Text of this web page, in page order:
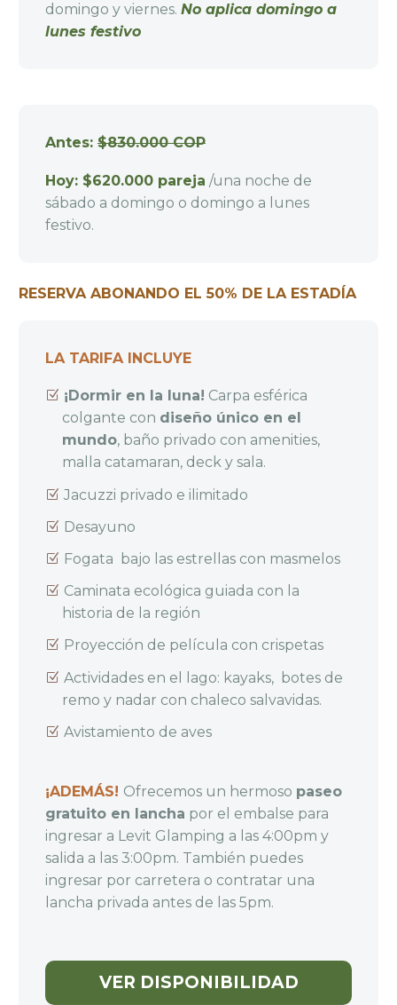
domingo y viernes. No aplica domingo a
lunes festivo
Antes: $830.000 COP
Hoy: $620.000 pareja /una noche de
sábado a domingo o domingo a lunes
festivo.
RESERVA ABONANDO EL 50% DE LA ESTADÍA
LA TARIFA INCLUYE
¡Dormir en la luna! Carpa esférica
colgante con diseño único en el
mundo, baño privado con amenities,
malla catamaran, deck y sala.
Jacuzzi privado e ilimitado
Desayuno
Fogata bajo las estrellas con masmelos
Caminata ecológica guiada con la
historia de la región
Proyección de película con crispetas
Actividades en el lago: kayaks, botes de
remo y nadar con chaleco salvavidas.
Avistamiento de aves
¡ADEMÁS! Ofrecemos un hermoso paseo
gratuito en lancha por el embalse para
ingresar a Levit Glamping a las 4:00pm y
salida a las 3:00pm. También puedes
ingresar por carretera o contratar una
lancha privada antes de las 5pm.
VER DISPONIBILIDAD